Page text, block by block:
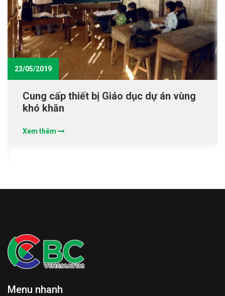
23/05/2019
Cung cấp thiết bị Giáo dục dự án vùng
khó khăn
Xem thêm
Menu nhanh